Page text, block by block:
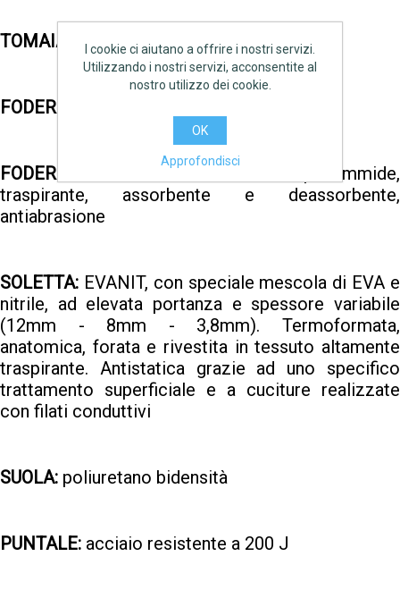
TOMAIA: pelle scamosciata forata
FODERA ESTERNA:
FODERA INTERNA:
TEXELLE 100% poliammide,
traspirante, assorbente e deassorbente,
antiabrasione
SOLETTA: EVANIT, con speciale mescola di EVA e
nitrile, ad elevata portanza e spessore variabile
(12mm - 8mm - 3,8mm). Termoformata,
anatomica, forata e rivestita in tessuto altamente
traspirante. Antistatica grazie ad uno specifico
trattamento superficiale e a cuciture realizzate
con filati conduttivi
SUOLA: poliuretano bidensità
PUNTALE: acciaio resistente a 200 J
I cookie ci aiutano a offrire i nostri servizi.
Utilizzando i nostri servizi, acconsentite al
nostro utilizzo dei cookie.
OK
Approfondisci